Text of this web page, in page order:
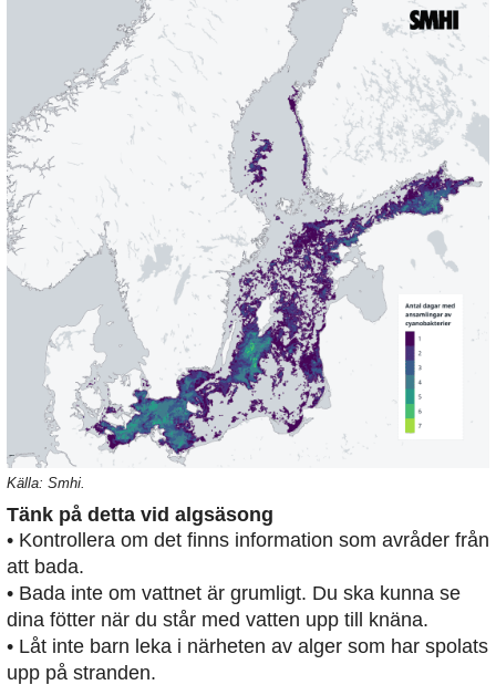
Källa: Smhi.
Tänk på detta vid algsäsong
• Kontrollera om det finns information som avråder från
att bada.
• Bada inte om vattnet är grumligt. Du ska kunna se
dina fötter när du står med vatten upp till knäna.
• Låt inte barn leka i närheten av alger som har spolats
upp på stranden.